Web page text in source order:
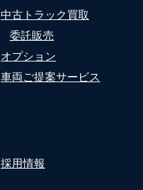
中古トラック買取
委託販売
オプション
車両ご提案サービス
採用情報